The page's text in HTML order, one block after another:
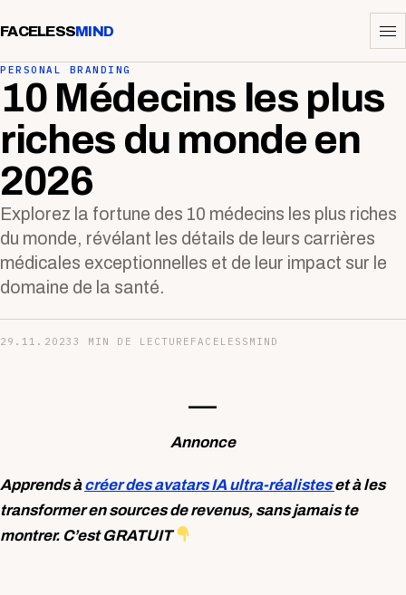
FACELESSMIND
PERSONAL BRANDING
10 Médecins les plus
riches du monde en
2026
Explorez la fortune des 10 médecins les plus riches
du monde, révélant les détails de leurs carrières
médicales exceptionnelles et de leur impact sur le
domaine de la santé.
29.11.2023 3 MIN DE LECTURE FACELESSMIND
—-
Annonce
Apprends àcréer des avatars IA ultra-réalisteset à les
transformer en sources de revenus, sans jamais te
montrer. C’est GRATUIT